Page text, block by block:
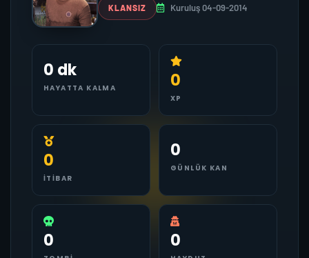
KLANSIZ Kuruluş 04-09-2014
0 dk
HAYATTA KALMA 0
XP
0
İTIBAR
0
GÜNLÜK KAN
0 0